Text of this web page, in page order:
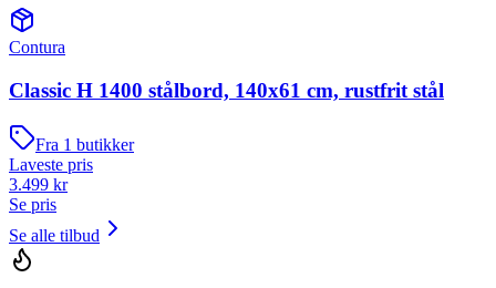
Contura
Classic H 1400 stålbord, 140x61 cm, rustfrit stål
Fra 1 butikker
Laveste pris
3.499 kr
Se pris
Se alle tilbud